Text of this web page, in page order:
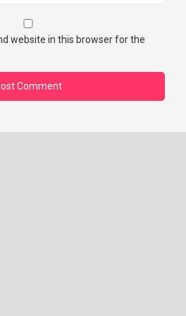
website in this browser for the